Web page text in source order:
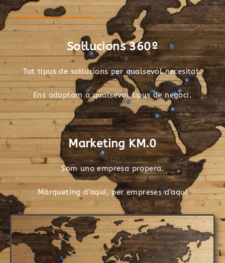
Sol·lucions 360º
Tot tipus de sol·lucions per qualsevol necesitat.
Ens adaptam a qualsevol tipus de negoci.
Marketing KM.0
Som una empresa propera.
Màrqueting d’aquí, per empreses d’aquí